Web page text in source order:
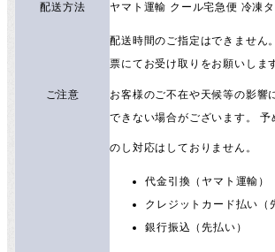
配送方法 ヤマト運輸 クール宅急便 冷凍
ご注意
配送時間のご指定はできません
票にてお受け取りをお願いしま
お客様のご不在や天候等の影響
できない場合がございます。 予
のし対応はしておりません。
代金引換（ヤマト運輸）
クレジットカード払い
銀行振込（先払い）